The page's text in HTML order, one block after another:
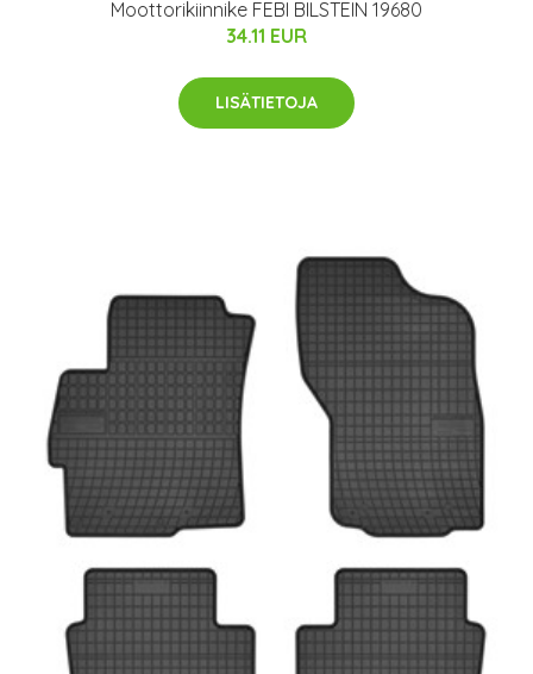
Moottorikiinnike FEBI BILSTEIN 19680
34.11 EUR
LISÄTIETOJA